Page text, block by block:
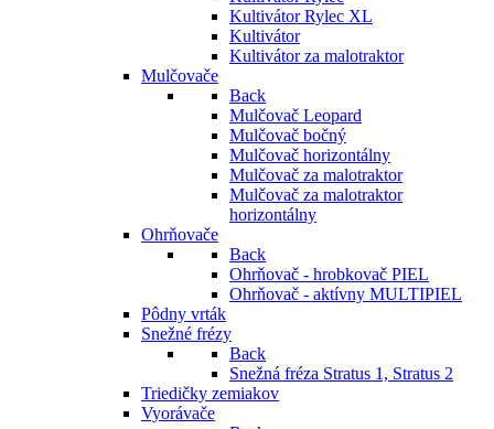
Kultivátor Rylec XL
Kultivátor
Kultivátor za malotraktor
Mulčovače
Back
Mulčovač Leopard
Mulčovač bočný
Mulčovač horizontálny
Mulčovač za malotraktor
Mulčovač za malotraktor
horizontálny
Ohrňovače
Back
Ohrňovač - hrobkovač PIEL
Ohrňovač - aktívny MULTIPIEL
Pôdny vrták
Snežné frézy
Back
Snežná fréza Stratus 1, Stratus 2
Triedičky zemiakov
Vyorávače